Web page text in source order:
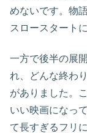
めないです。物
スロースタート
一方で後半の展
れ、どんな終わ
がありました。
いい映画になっ
て長すぎるフリ